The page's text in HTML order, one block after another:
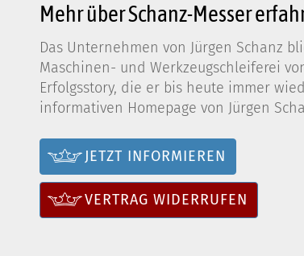
Mehr über Schanz-Messer
Das Unternehmen von Jürgen Schanz
Maschinen- und Werkzeugschleiferei
Erfolgsstory, die er bis heute immer
informativen Homepage von Jürgen
JETZT INFORMIEREN
VERTRAG WIDERRUFEN